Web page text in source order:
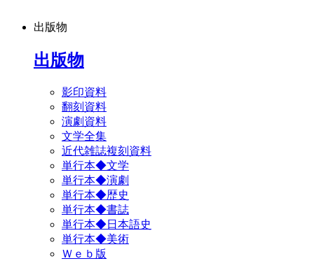
出版物
出版物
影印資料
翻刻資料
演劇資料
文学全集
近代雑誌複刻資料
単行本◆文学
単行本◆演劇
単行本◆歴史
単行本◆書誌
単行本◆日本語史
単行本◆美術
Ｗｅｂ版